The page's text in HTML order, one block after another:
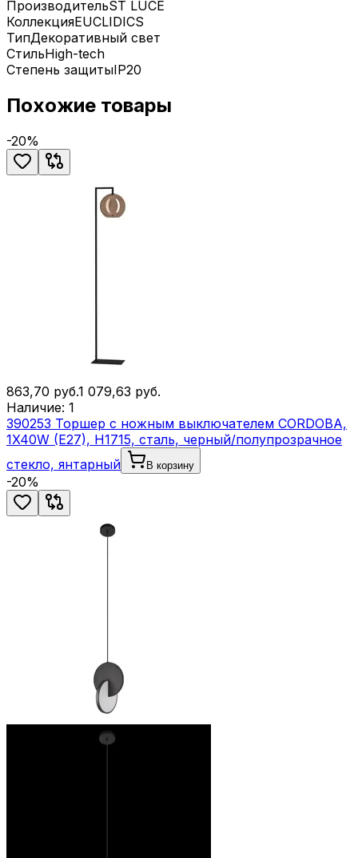
ПроизводительST LUCE
КоллекцияEUCLIDICS
ТипДекоративный свет
СтильHigh-tech
Степень защитыIP20
Похожие товары
-20%
863,70 руб.1 079,63 руб.
Наличие: 1
390253 Торшер с ножным выключателем CORDOBA,
1X40W (E27), H1715, сталь, черный/полупрозрачное
стекло, янтарный
В корзину
-20%